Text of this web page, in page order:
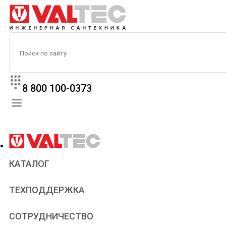
8 800 100-0373
КАТАЛОГ
ТЕХПОДДЕРЖКА
Паспорта и сертификаты
Статьи
СОТРУДНИЧЕСТВО
Сантехникам